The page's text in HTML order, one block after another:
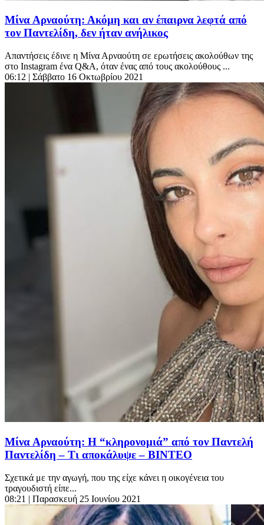
Μίνα Αρναούτη: Ακόμη και αν έπαιρνα λεφτά από
τον Παντελίδη, δεν ήταν ανήλικος
Απαντήσεις έδινε η Μίνα Αρναούτη σε ερωτήσεις ακολούθων της
στο Instagram ένα Q&A, όταν ένας από τους ακολούθους ...
06:12 | Σάββατο 16 Οκτωβρίου 2021
Μίνα Αρναούτη: Η “κληρονομιά” από τον Παντελή
Παντελίδη – Τι αποκάλυψε – ΒΙΝΤΕΟ
Σχετικά με την αγωγή, που της είχε κάνει η οικογένεια του
τραγουδιστή είπε...
08:21 | Παρασκευή 25 Ιουνίου 2021